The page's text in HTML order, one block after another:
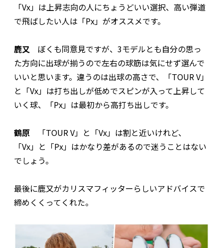
「Vx」は上昇志向の人にちょうどいい選択、高い弾道
で飛ばしたい人は「Px」がオススメです。
鹿又 ぼくも同意見ですが、3モデルとも自分の思っ
た方向に出球が揃うので左右の球筋は気にせず選んで
いいと思います。違うのは出球の高さで、「TOUR V」
と「Vx」は打ち出しが低めでスピンが入って上昇して
いく球、「Px」は最初から高打ち出しです。
鶴原 「TOUR V」と「Vx」は割と近いけれど、
「Vx」と「Px」はかなり差があるので迷うことはない
でしょう。
最後に鹿又がカリスマフィッターらしいアドバイスで
締めくくってくれた。